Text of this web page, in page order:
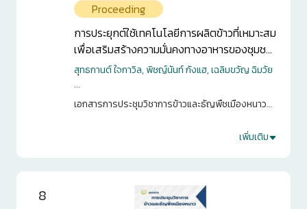
Proceeding
การประยุกต์ใช้เทคโนโลยีการผลิตข้าวที่เหมาะสม
เพื่อเสริมสร้างความมั่นคงทางอาหารของชุมชน
บนพื้นที่สูง: กรณีศึกษาอำเภอบ่อเกลือ จังหวัด
สุทธกานต์ ใจกาวิล, พิชญ์นันท์ กังแฮ, เฉลิมขวัญ ฉิมวัย
...
เอกสารการประชุมวิชาการข้าวและธัญพืชเมืองหนาว
ข้าวภาคเหนือตอนล่าง ครั้งที่ 15. กรุงเทพฯ. 2568. หน้า
เพิ่มเติม
8